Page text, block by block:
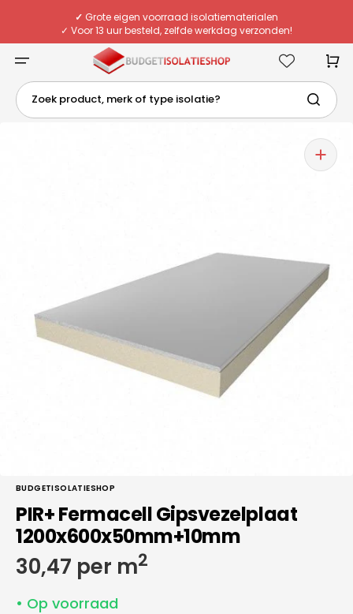
✓ Grote eigen voorraad isolatiematerialen
✓ Voor 13 uur besteld, zelfde werkdag verzonden!
✓ Eigen chauffeurs & flexibele bezorging
Deskundig advies van echte specialisten
Zoek product, merk of type isolatie?
galerieweergave
BUDGETISOLATIESHOP
PIR+ Fermacell Gipsvezelplaat
1200x600x50mm+10mm
Normale
prijs
30,47 per m2
• Op voorraad